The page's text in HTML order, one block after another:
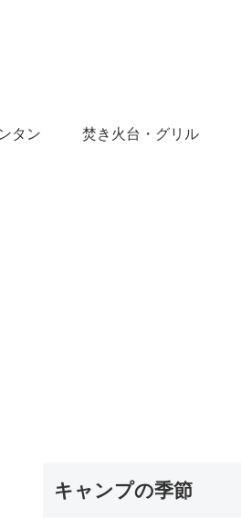
タン 焚き火台・グリル
キャンプの季節